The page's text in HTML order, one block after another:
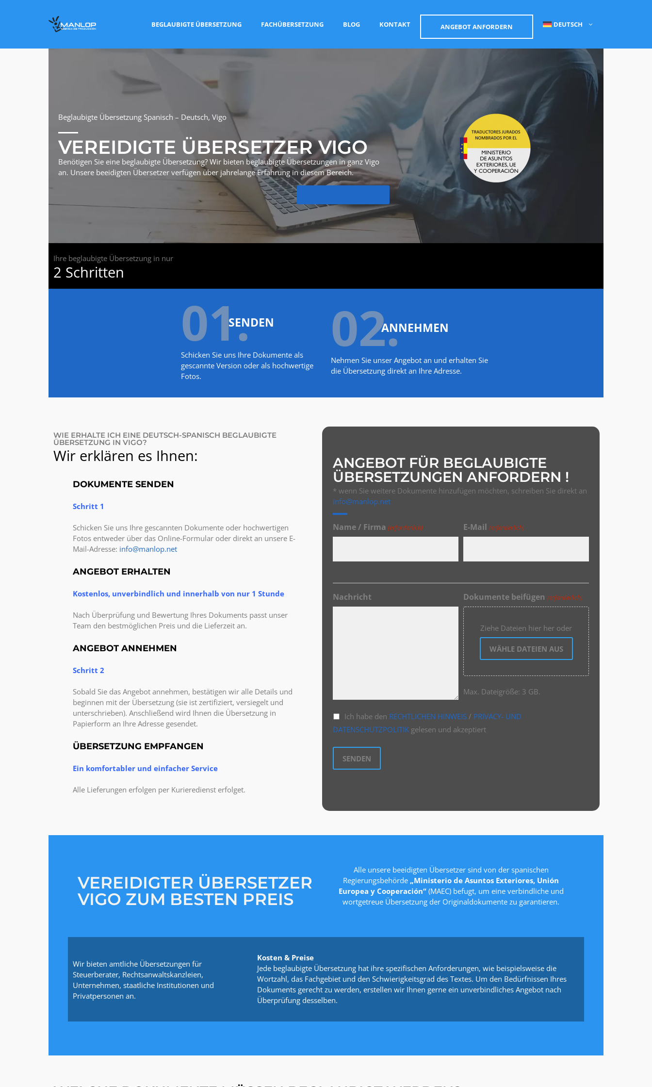
BEGLAUBIGTE ÜBERSETZUNG FACHÜBERSETZUNG BLOG KONTAKT ANGEBOT ANFORDERN DEUTSCH
Beglaubigte Übersetzung Spanisch – Deutsch, Vigo
VEREIDIGTE ÜBERSETZER VIGO
Benötigen Sie eine beglaubigte Übersetzung? Wir bieten beglaubigte Übersetzungen in ganz Vigo
an. Unsere beeidigten Übersetzer verfügen über jahrelange Erfahrung in diesem Bereich.
Ihre beglaubigte Übersetzung in nur
2 Schritten
01.SENDEN
Schicken Sie uns Ihre Dokumente als
gescannte Version oder als hochwertige
Fotos.
02.ANNEHMEN
Nehmen Sie unser Angebot an und erhalten Sie
die Übersetzung direkt an Ihre Adresse.
WIE ERHALTE ICH EINE DEUTSCH-SPANISCH BEGLAUBIGTE
ÜBERSETZUNG IN VIGO?
Wir erklären es Ihnen:
DOKUMENTE SENDEN
Schritt 1
Schicken Sie uns Ihre gescannten Dokumente oder hochwertigen
Fotos entweder über das Online-Formular oder direkt an unsere E-
Mail-Adresse: info@manlop.net
ANGEBOT ERHALTEN
Kostenlos, unverbindlich und innerhalb von nur 1 Stunde
Nach Überprüfung und Bewertung Ihres Dokuments passt unser
Team den bestmöglichen Preis und die Lieferzeit an.
ANGEBOT ANNEHMEN
Schritt 2
Sobald Sie das Angebot annehmen, bestätigen wir alle Details und
beginnen mit der Übersetzung (sie ist zertifiziert, versiegelt und
unterschrieben). Anschließend wird Ihnen die Übersetzung in
Papierform an Ihre Adresse gesendet.
ÜBERSETZUNG EMPFANGEN
Ein komfortabler und einfacher Service
Alle Lieferungen erfolgen per Kurieredienst erfolget.
ANGEBOT FÜR BEGLAUBIGTE
ÜBERSETZUNGEN ANFORDERN !
* wenn Sie weitere Dokumente hinzufügen möchten, schreiben Sie direkt an
info@manlop.net
Name / Firma (erforderlich) E-Mail (erforderlich)
Nachricht Dokumente beifügen (erforderlich)
Ziehe Dateien hier her oder
WÄHLE DATEIEN AUS
Max. Dateigröße: 3 GB.
Ich habe den RECHTLICHEN HINWEIS / PRIVACY- UND
DATENSCHUTZPOLITIK gelesen und akzeptiert
VEREIDIGTER ÜBERSETZER
VIGO ZUM BESTEN PREIS
Alle unsere beeidigten Übersetzer sind von der spanischen
Regierungsbehörde „Ministerio de Asuntos Exteriores, Unión
Europea y Cooperación“(MAEC) befugt, um eine verbindliche und
wortgetreue Übersetzung der Originaldokumente zu garantieren.
Wir bieten amtliche Übersetzungen für
Steuerberater, Rechtsanwaltskanzleien,
Unternehmen, staatliche Institutionen und
Privatpersonen an.
Kosten & Preise
Jede beglaubigte Übersetzung hat ihre spezifischen Anforderungen, wie beispielsweise die
Wortzahl, das Fachgebiet und den Schwierigkeitsgrad des Textes. Um den Bedürfnissen Ihres
Dokuments gerecht zu werden, erstellen wir Ihnen gerne ein unverbindliches Angebot nach
Überprüfung desselben.